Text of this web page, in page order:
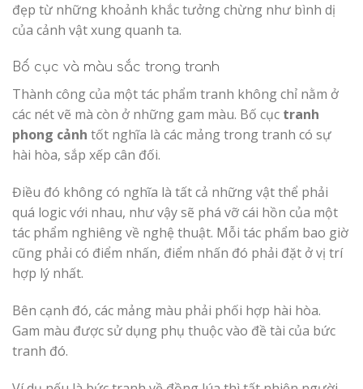
đẹp từ những khoảnh khắc tưởng chừng như bình dị
của cảnh vật xung quanh ta.
Bố cục và màu sắc trong tranh
Thành công của một tác phẩm tranh không chỉ nằm ở
các nét vẽ mà còn ở những gam màu. Bố cục tranh
phong cảnh tốt nghĩa là các mảng trong tranh có sự
hài hòa, sắp xếp cân đối.
Điều đó không có nghĩa là tất cả những vật thể phải
quá logic với nhau, như vậy sẽ phá vỡ cái hồn của một
tác phẩm nghiêng về nghệ thuật. Mỗi tác phẩm bao giờ
cũng phải có điểm nhấn, điểm nhấn đó phải đặt ở vị trí
hợp lý nhất.
Bên cạnh đó, các mảng màu phải phối hợp hài hòa.
Gam màu được sử dụng phụ thuộc vào đề tài của bức
tranh đó.